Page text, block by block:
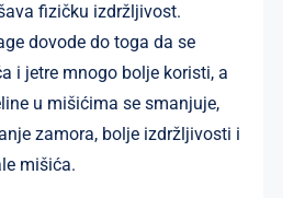
fizičku izdržljivost.
dovode do toga da se
i jetre mnogo bolje koristi, a
u mišićima se smanjuje,
zamora, bolje izdržljivosti i
mišića.